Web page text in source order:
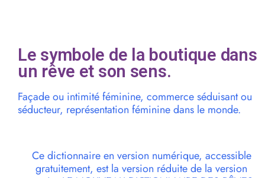
Le symbole de la boutique dans
un rêve et son sens.
Façade ou intimité féminine, commerce séduisant ou
séducteur, représentation féminine dans le monde.
Ce dictionnaire en version numérique, accessible
gratuitement, est la version réduite de la version